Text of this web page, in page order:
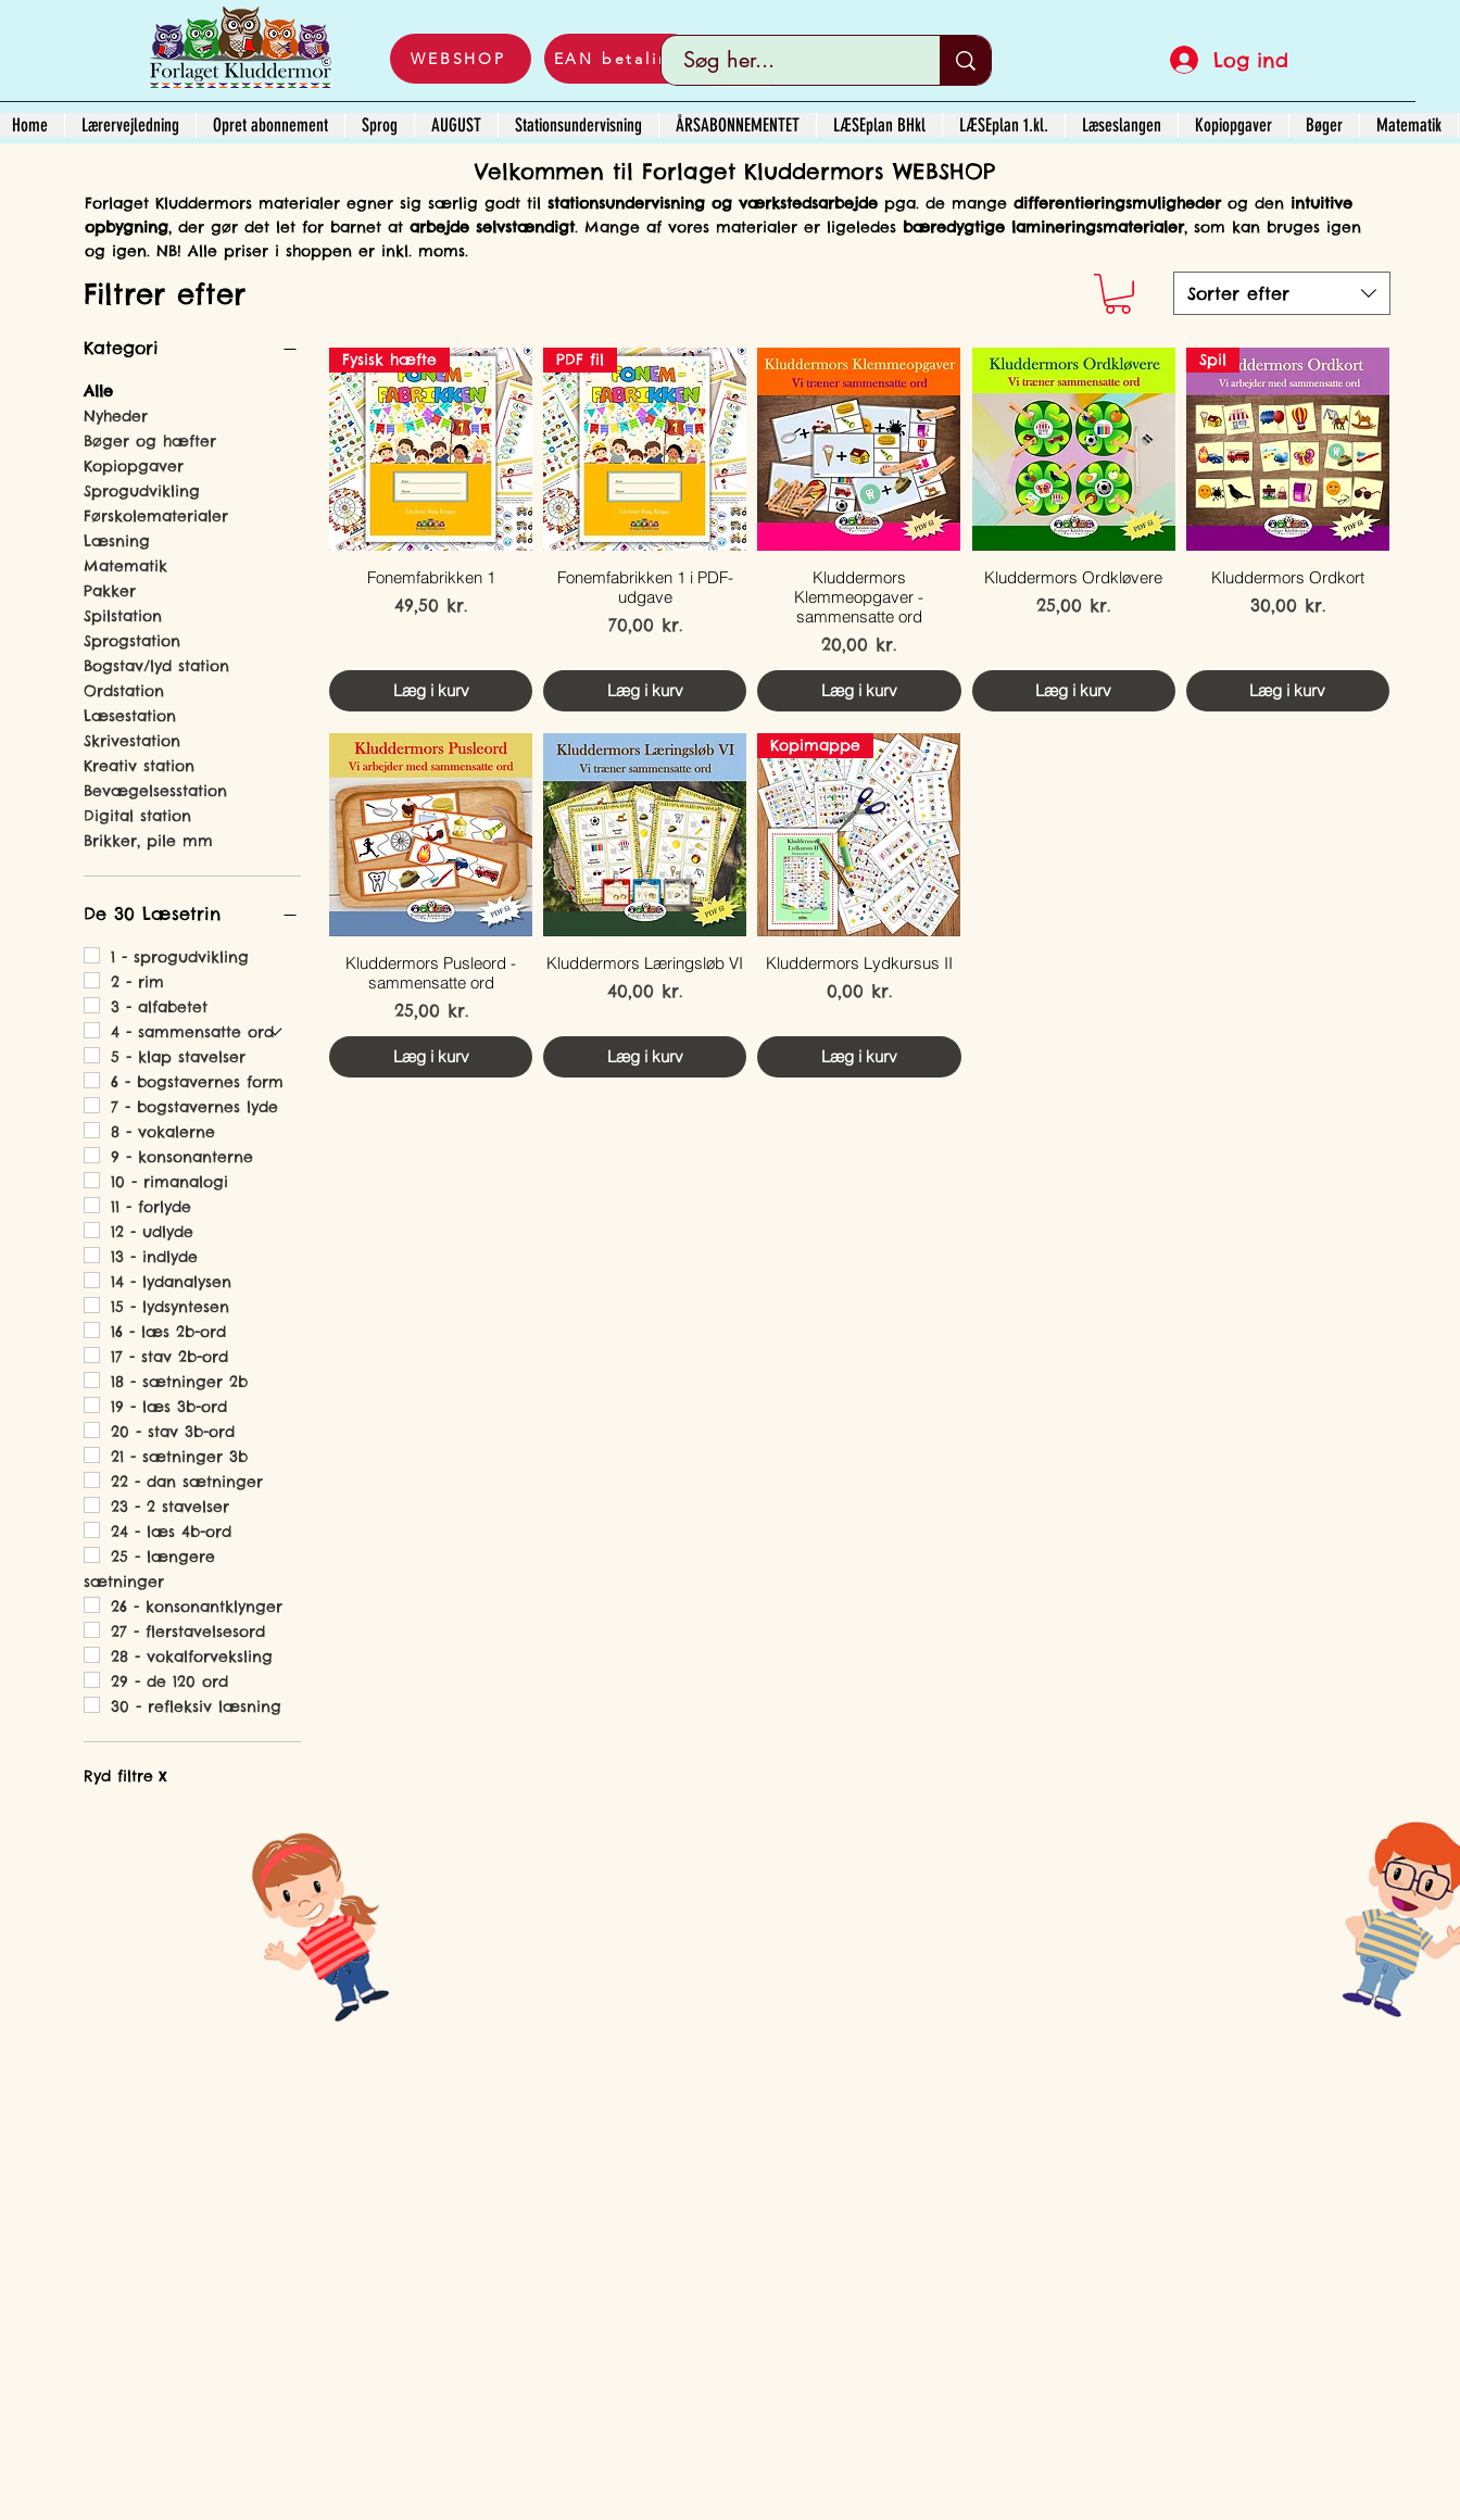
WEBSHOP EAN betaling Log ind
Home Lærervejledning Opret abonnement Sprog AUGUST Stationsundervisning ÅRSABONNEMENTET LÆSEplan BHkl LÆSEplan 1.kl. Læseslangen Kopiopgaver Bøger Matematik
Velkommen til Forlaget Kluddermors WEBSHOP
Forlaget Kluddermors materialer egner sig særlig godt til stationsundervisning og værkstedsarbejde pga. de mange differentieringsmuligheder og den intuitive
opbygning, der gør det let for barnet at arbejde selvstændigt. Mange af vores materialer er ligeledes bæredygtige lamineringsmaterialer, som kan bruges igen
og igen. NB! Alle priser i shoppen er inkl. moms.
Filtrer efter
Kategori
Alle
Nyheder
Bøger og hæfter
Kopiopgaver
Sprogudvikling
Førskolematerialer
Læsning
Matematik
Pakker
Spilstation
Sprogstation
Bogstav/lyd station
Ordstation
Læsestation
Skrivestation
Kreativ station
Bevægelsesstation
Digital station
Brikker, pile mm
De 30 Læsetrin
1 - sprogudvikling
2 - rim
3 - alfabetet
4 - sammensatte ord
5 - klap stavelser
6 - bogstavernes form
7 - bogstavernes lyde
8 - vokalerne
9 - konsonanterne
10 - rimanalogi
11 - forlyde
12 - udlyde
13 - indlyde
14 - lydanalysen
15 - lydsyntesen
16 - læs 2b-ord
17 - stav 2b-ord
18 - sætninger 2b
19 - læs 3b-ord
20 - stav 3b-ord
21 - sætninger 3b
22 - dan sætninger
23 - 2 stavelser
24 - læs 4b-ord
25 - længere
sætninger
26 - konsonantklynger
27 - flerstavelsesord
28 - vokalforveksling
29 - de 120 ord
30 - refleksiv læsning
Ryd filtre X
Sorter efter
Fysisk hæfte
Fonemfabrikken 1
Pris
49,50 kr.
Læg i kurv
PDF fil
Fonemfabrikken 1 i PDF-
udgave
Pris
70,00 kr.
Læg i kurv
Kluddermors
Klemmeopgaver -
sammensatte ord
Pris
20,00 kr.
Læg i kurv
Kluddermors Ordkløvere
Pris
25,00 kr.
Læg i kurv
Spil
Kluddermors Ordkort
Pris
30,00 kr.
Læg i kurv
Kluddermors Pusleord -
sammensatte ord
Pris
25,00 kr.
Læg i kurv
Kluddermors Læringsløb VI
Pris
40,00 kr.
Læg i kurv
Kopimappe
Kluddermors Lydkursus II
Pris
0,00 kr.
Læg i kurv